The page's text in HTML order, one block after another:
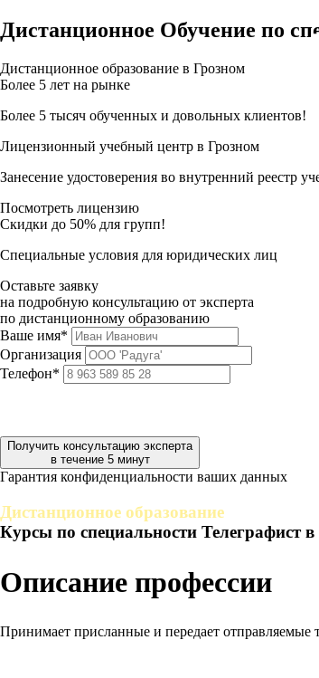
Дистанционное Обучение по
Дистанционное образование в Грозном
Более 5 лет на рынке
Более 5 тысяч обученных и довольных клиентов!
Лицензионный учебный центр в Грозном
Занесение удостоверения во внутренний реестр
Посмотреть лицензию
Скидки до 50% для групп!
Специальные условия для юридических лиц
Оставьте заявку
на подробную консультацию от эксперта
по дистанционному образованию
Ваше имя*
Организация
Телефон*
Получить консультацию эксперта
в течение 5 минут
Гарантия конфиденциальности ваших данных
Дистанционное образование
Курсы по специальности Телеграфист
Описание профессии
Принимает присланные и передает отправляемые